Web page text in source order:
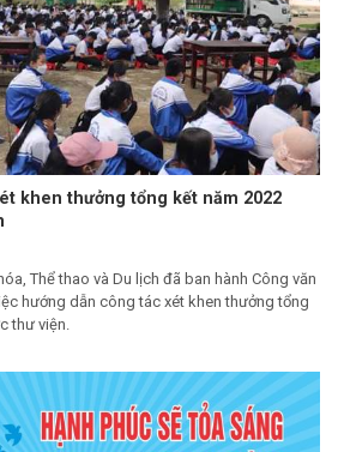
khen thưởng tổng kết năm 2022
Thể thao và Du lịch đã ban hành Công văn
hướng dẫn công tác xét khen thưởng tổng
thư viện.